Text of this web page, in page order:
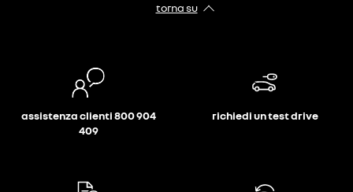
torna su
assistenza clienti 800 904
409
richiedi un test drive